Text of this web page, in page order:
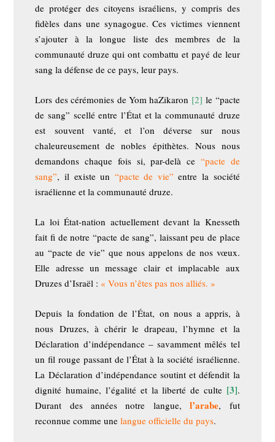
de protéger des citoyens israéliens, y compris des
fidèles dans une synagogue. Ces victimes viennent
s’ajouter à la longue liste des membres de la
communauté druze qui ont combattu et payé de leur
sang la défense de ce pays, leur pays.
Lors des cérémonies de Yom haZikaron [2] le “pacte
de sang” scellé entre l’État et la communauté druze
est souvent vanté, et l’on déverse sur nous
chaleureusement de nobles épithètes. Nous nous
demandons chaque fois si, par-delà ce “pacte de
sang”, il existe un “pacte de vie” entre la société
israélienne et la communauté druze.
La loi État-nation actuellement devant la Knesseth
fait fi de notre “pacte de sang”, laissant peu de place
au “pacte de vie” que nous appelons de nos vœux.
Elle adresse un message clair et implacable aux
Druzes d’Israël : « Vous n’êtes pas nos alliés. »
Depuis la fondation de l’État, on nous a appris, à
nous Druzes, à chérir le drapeau, l’hymne et la
Déclaration d’indépendance – savamment mêlés tel
un fil rouge passant de l’État à la société israélienne.
La Déclaration d’indépendance soutint et défendit la
dignité humaine, l’égalité et la liberté de culte [3].
Durant des années notre langue,l’arabe, fut
reconnue comme unelangue officielle du pays.